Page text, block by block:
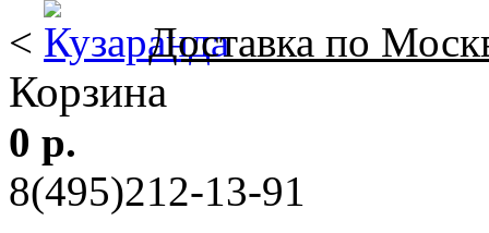
<
Доставка по
Корзина
0 р.
8(495)212-13-91